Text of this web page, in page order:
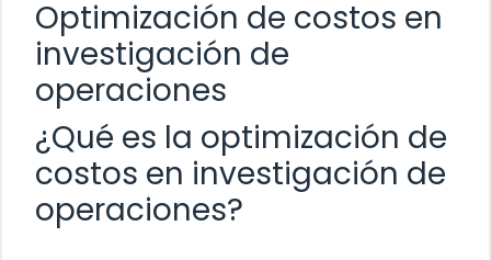
Optimización de costos en
investigación de
operaciones
¿Qué es la optimización de
costos en investigación de
operaciones?